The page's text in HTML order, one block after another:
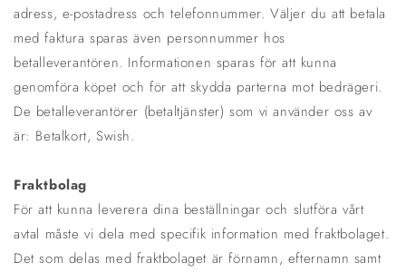
adress, e-postadress och telefonnummer. Väljer du att betala
med faktura sparas även personnummer hos
betalleverantören. Informationen sparas för att kunna
genomföra köpet och för att skydda parterna mot bedrägeri.
De betalleverantörer (betaltjänster) som vi använder oss av
är: Betalkort, Swish.
Fraktbolag
För att kunna leverera dina beställningar och slutföra vårt
avtal måste vi dela med specifik information med fraktbolaget.
Det som delas med fraktbolaget är förnamn, efternamn samt